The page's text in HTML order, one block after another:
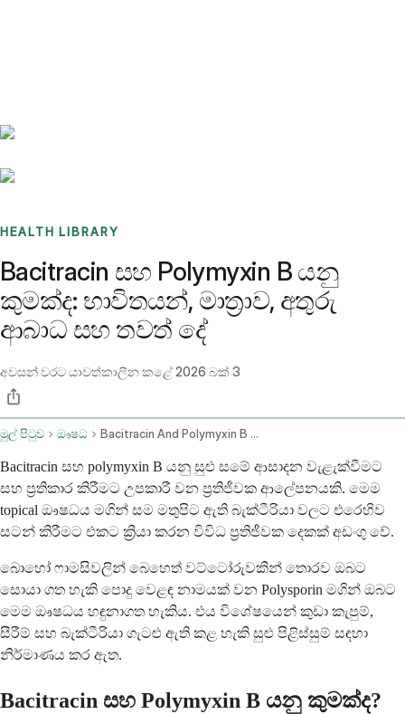
HEALTH LIBRARY
Bacitracin සහ Polymyxin B යනු
කුමක්ද: භාවිතයන්, මාත්‍රාව, අතුරු
ආබාධ සහ තවත් දේ
අවසන් වරට යාවත්කාලීන කළේ2026 බක් 3
මුල් පිටුව ඖෂධ Bacitracin And Polymyxin B Topical Application Route
Bacitracin සහ polymyxin B යනු සුළු සමේ ආසාදන වැළැක්වීමට
සහ ප්‍රතිකාර කිරීමට උපකාරී වන ප්‍රතිජීවක ආලේපනයකි. මෙම
topical ඖෂධය මගින් සම මතුපිට ඇති බැක්ටීරියා වලට එරෙහිව
සටන් කිරීමට එකට ක්‍රියා කරන විවිධ ප්‍රතිජීවක දෙකක් අඩංගු වේ.
බොහෝ ෆාමසිවලින් බෙහෙත් වට්ටෝරුවකින් තොරව ඔබට
සොයා ගත හැකි පොදු වෙළඳ නාමයක් වන Polysporin මගින් ඔබට
මෙම ඖෂධය හඳුනාගත හැකිය. එය විශේෂයෙන් කුඩා කැපුම්,
සීරීම් සහ බැක්ටීරියා ගැටළු ඇති කළ හැකි සුළු පිළිස්සුම් සඳහා
නිර්මාණය කර ඇත.
Bacitracin සහ Polymyxin B යනු කුමක්ද?